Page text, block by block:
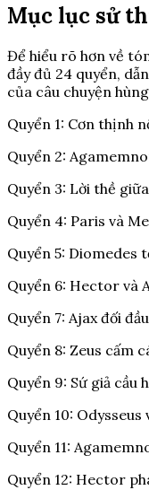
Mục lục sử
Để hiểu rõ hơn về
đầy đủ 24 quyển,
của câu chuyện
Quyển 1: Cơn thịnh
Quyển 2:
Quyển 3: Lời thề
Quyển 4: Paris và
Quyển 5:
Quyển 6: Hector và
Quyển 7: Ajax đối
Quyển 8: Zeus cấm
Quyển 9: Sứ giả cầu
Quyển 10:
Quyển 11:
Quyển 12: Hector